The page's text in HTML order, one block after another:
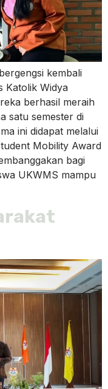
kembali
Katolik Widya
berhasil meraih
satu semester di
ini didapat melalui
Mobility Award
bagi
UKWMS mampu